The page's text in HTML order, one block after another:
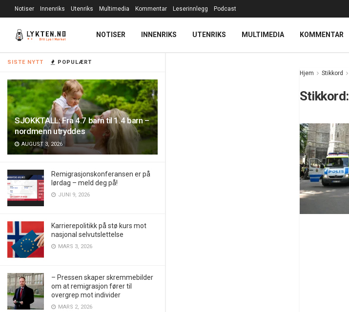
SISTE NYTT POPULÆRT
SJOKKTALL: Fra 4.7 barn til 1.4 barn –
nordmenn utryddes
AUGUST 3, 2026
Remigrasjonskonferansen er på
lørdag – meld deg på!
JUNI 9, 2026
Karrierepolitikk på stø kurs mot
nasjonal selvutslettelse
MARS 3, 2026
– Pressen skaper skremmebilder
om at remigrasjon fører til
overgrep mot individer
MARS 2, 2026
Notiser Innenriks Utenriks Multimedia Kommentar Leserinnlegg Podcast
NOTISER INNENRIKS UTENRIKS MULTIMEDIA KOMMENTAR
Hjem Stikkord
Stikkord: